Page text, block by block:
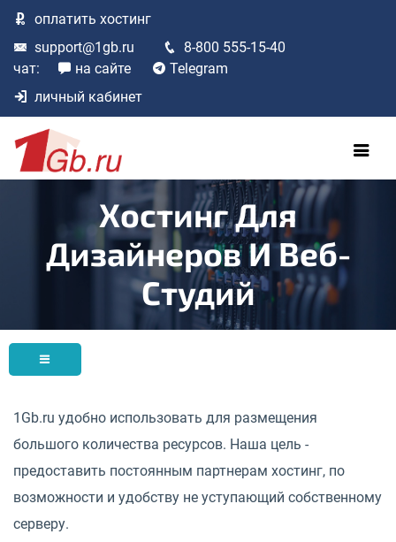
оплатить хостинг
support@1gb.ru
8-800 555-15-40
чат:
на сайте
Telegram
личный кабинет
Хостинг Для
Дизайнеров И Веб-
Студий
1Gb.ru удобно использовать для размещения
большого количества ресурсов. Наша цель -
предоставить постоянным партнерам хостинг, по
возможности и удобству не уступающий собственному
серверу.